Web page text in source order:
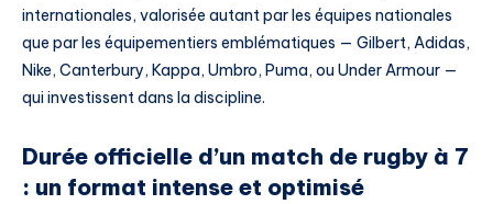
internationales, valorisée autant par les équipes nationales
que par les équipementiers emblématiques — Gilbert, Adidas,
Nike, Canterbury, Kappa, Umbro, Puma, ou Under Armour —
qui investissent dans la discipline.
Durée officielle d’un match de rugby à 7
: un format intense et optimisé